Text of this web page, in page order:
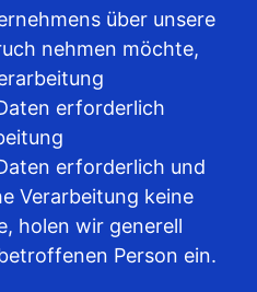
über unsere
nehmen möchte,
erforderlich
erforderlich und
Verarbeitung keine
holen wir generell
Person ein.